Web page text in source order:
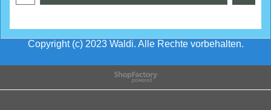
Copyright (c) 2023 Waldi. Alle Rechte vorbehalten.
WebShop erstellt mit
ShopFactory Shop